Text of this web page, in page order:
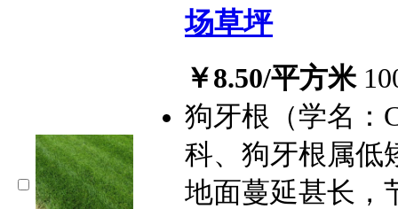
场草坪
￥8.50/平方米
狗牙根（学名：
科、狗牙根属低
地面蔓延甚长，